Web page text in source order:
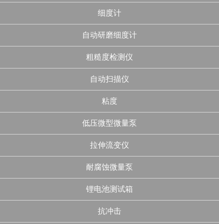
细度计
自动研磨细度计
粗糙度检测仪
自动扫描仪
粘度
低压微型微量泵
拉伸流变仪
耐腐蚀微量泵
锂电池测试箱
抗冲击